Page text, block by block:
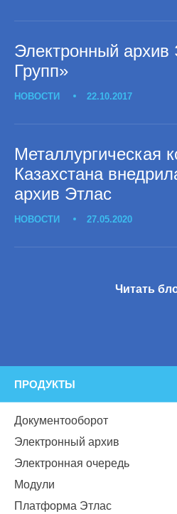
Электронный
Групп»
НОВОСТИ 22.10.2017
Металлургическая
Казахстана
архив Этлас
НОВОСТИ 27.05.2020
Читать
ПРОДУКТЫ
Документооборот
Электронный архив
Электронная очередь
Модули
Платформа Этлас